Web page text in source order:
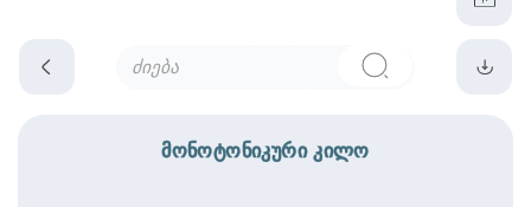
მონოტონიკური კილო